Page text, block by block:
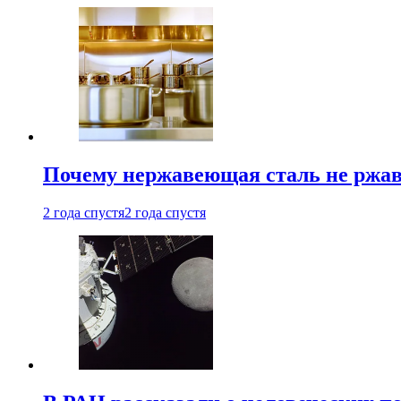
Почему нержавеющая сталь не
2 года спустя2 года спустя